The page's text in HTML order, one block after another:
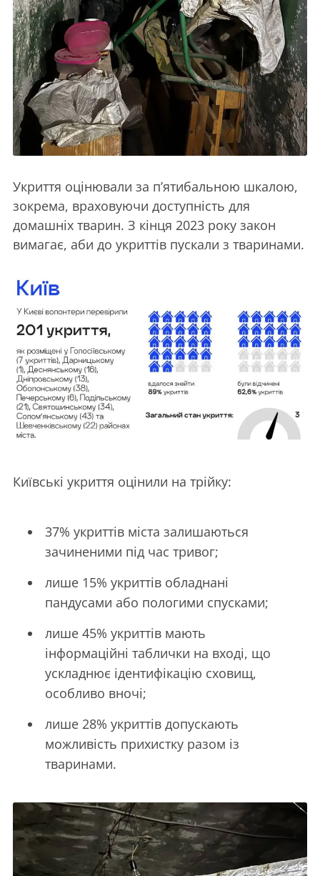
Укриття оцінювали за п’ятибальною шкалою,
зокрема, враховуючи доступність для
домашніх тварин. З кінця 2023 року закон
вимагає, аби до укриттів пускали з тваринами.
Київські укриття оцінили на трійку:
37% укриттів міста залишаються
зачиненими під час тривог;
лише 15% укриттів обладнані
пандусами або пологими спусками;
лише 45% укриттів мають
інформаційні таблички на вході, що
ускладнює ідентифікацію сховищ,
особливо вночі;
лише 28% укриттів допускають
можливість прихистку разом із
тваринами.